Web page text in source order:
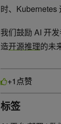
时、Kubernetes
我们鼓励 AI 开
造开源推理的未
+1 点赞
标签